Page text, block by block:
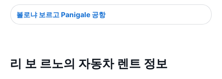
볼로냐 보르고 Panigale 공항
리 보 르노의 자동차 렌트 정보